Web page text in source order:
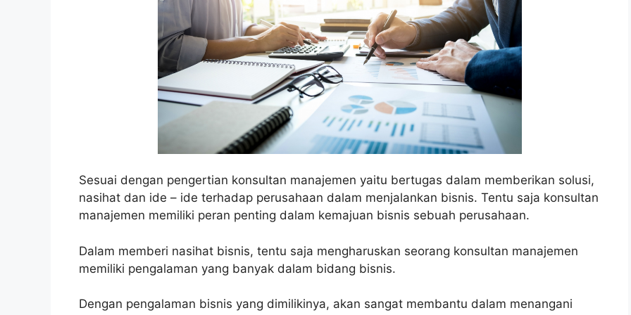
Sesuai dengan pengertian konsultan manajemen yaitu bertugas dalam memberikan solusi,
nasihat dan ide – ide terhadap perusahaan dalam menjalankan bisnis. Tentu saja konsultan
manajemen memiliki peran penting dalam kemajuan bisnis sebuah perusahaan.
Dalam memberi nasihat bisnis, tentu saja mengharuskan seorang konsultan manajemen
memiliki pengalaman yang banyak dalam bidang bisnis.
Dengan pengalaman bisnis yang dimilikinya, akan sangat membantu dalam menangani